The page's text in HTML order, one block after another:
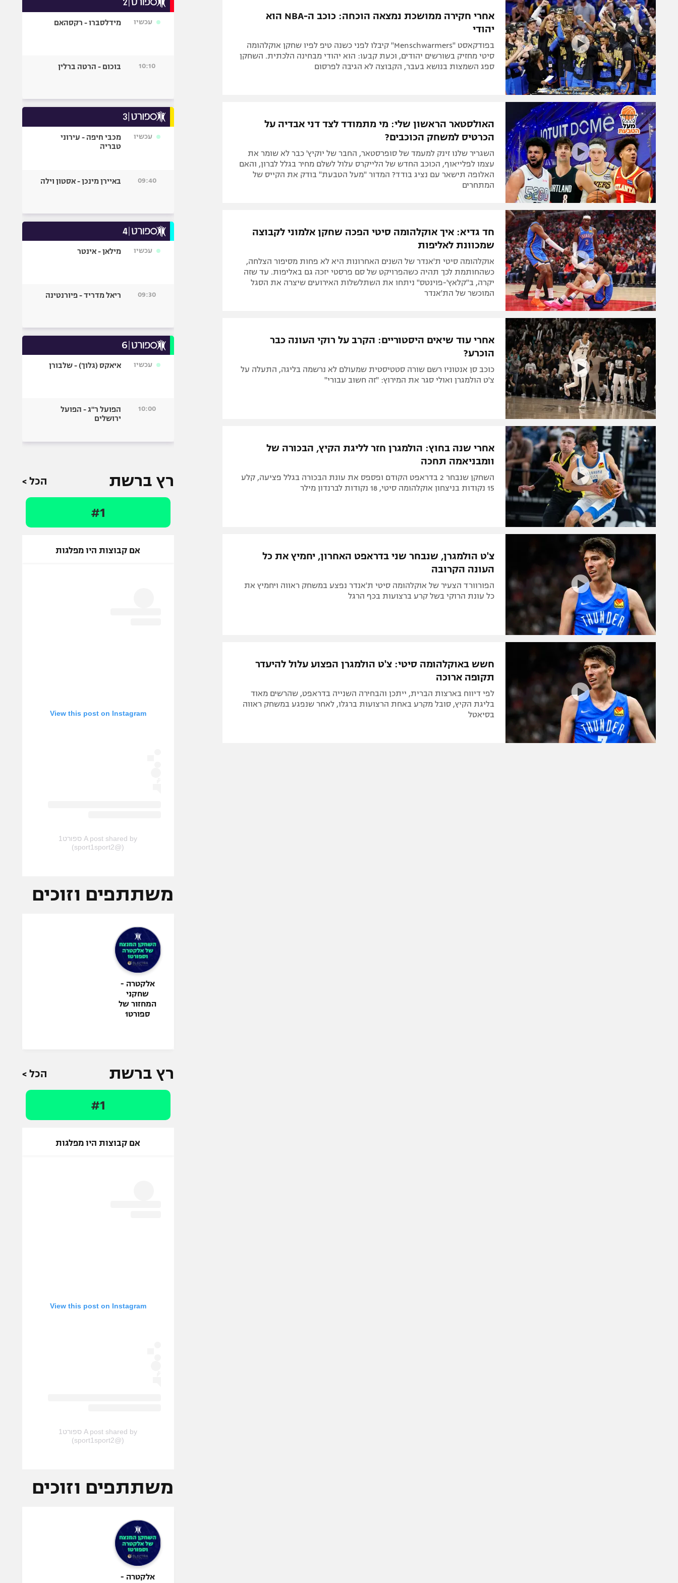
תקנון משתתפים וזוכים בפרסים
תקנון עבור פעילות אלקטרה
תקנון עבור פעילות ספורט 1 – "מרלן"
טניס
גיימינג E-Sports
תנאי שימוש
מדיניות פרטיות
תקנון פעילות ספורט 1
רשיון להקרנה פומבית לבית עסק
הצטרפות לחבילת הערוצים
לוח דרושים – ג'ובנט
תגיות
המגזין
מכבי נתניה
בני יהודה
ליגות נוספות
ספורט מוטורי
בייסבול MLB
גיימינג E-Sports
אחרי חקירה ממושכת נמצאה הוכחה: כוכב ה-NBA הוא
יהודי
בפודקאסט "Menschwarmers" קיבלו לפני כשנה טיפ לפיו שחקן אוקלהומה
סיטי מחזיק בשורשים יהודים, וכעת קבעו: הוא יהודי מבחינה הלכתית. השחקן
ספג השמצות בנושא בעבר, הקבוצה לא הגיבה לפרסום
האולסטאר הראשון שלי: מי מתמודד לצד דני אבדיה על
הכרטיס למשחק הכוכבים?
השגריר שלנו זינק למעמד של סופרסטאר, החבר של יוקיץ' כבר לא שומר את
עצמו לפלייאוף, הכוכב החדש של הלייקרס עלול לשלם מחיר בגלל לברון, והאם
האלופה תישאר עם נציג בודד? המדור "מעל הטבעת" בודק את הקייס של
המתחרים
חד גדיא: איך אוקלהומה סיטי הפכה שחקן אלמוני לקבוצה
שמכוונת לאליפות
אוקלהומה סיטי ת'אנדר של השנים האחרונות היא לא פחות מסיפור הצלחה,
כשהחותמת לכך תהיה כשהפרויקט של סם פרסטי יזכה גם באליפות. עד שזה
יקרה, ב"קלאץ'-פוינטס" ניתחו את השתלשלות האירועים שיצרה את הסגל
המוכשר של הת'אנדר
אחרי עוד שיאים היסטוריים: הקרב על רוקי העונה כבר
הוכרע?
כוכב סן אנטוניו רשם שורה סטטיסטית שמעולם לא נרשמה בליגה, התעלה על
צ'ט הולמגרן ואולי סגר את המירוץ: "זה חשוב עבורי"
אחרי שנה בחוץ: הולמגרן חזר לליגת הקיץ, הבכורה של
וומבניאמה תחכה
השחקן שנבחר 2 בדראפט הקודם ופספס את עונת הבכורה בגלל פציעה, קלע
15 נקודות בניצחון אוקלהומה סיטי, 18 נקודות לברנדון מילר
צ'ט הולמגרן, שנבחר שני בדראפט האחרון, יחמיץ את כל
העונה הקרובה
הפורוורד הצעיר של אוקלהומה סיטי ת'אנדר נפצע במשחק ראווה ויחמיץ את
כל עונת הרוקי בשל קרע ברצועות בכף הרגל
חשש באוקלהומה סיטי: צ'ט הולמגרן הפצוע עלול להיעדר
תקופה ארוכה
לפי דיווח בארצות הברית, ייתכן והבחירה השנייה בדראפט, שהרשים מאוד
בליגת הקיץ, סובל מקרע באחת הרצועות ברגלו, לאחר שנפגע במשחק ראווה
בסיאטל
עכשיו מידלסברו - רקסהאם
10:10 בוכום - הרטה ברלין
עכשיו
מכבי חיפה - עירוני
טבריה
09:40 באיירן מינכן - אסטון וילה
עכשיו מילאן - אינטר
09:30 ריאל מדריד - פיורנטינה
עכשיו איאקס (גלוך) - שלבורן
10:00
הפועל ר"ג - הפועל
ירושלים
רץ ברשת הכל >
#1
אם קבוצות היו מפלגות
View this post on Instagram
A post shared by ספורט1
(@sport1sport2)
משתתפים וזוכים
אלקטרה -
שחקני
המחזור של
ספורט1
רץ ברשת הכל >
#1
אם קבוצות היו מפלגות
View this post on Instagram
A post shared by ספורט1
(@sport1sport2)
משתתפים וזוכים
אלקטרה -